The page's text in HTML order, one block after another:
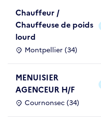
Chauffeur /
Chauffeuse de poids
lourd
Montpellier (34)
MENUISIER
AGENCEUR H/F
Cournonsec (34)